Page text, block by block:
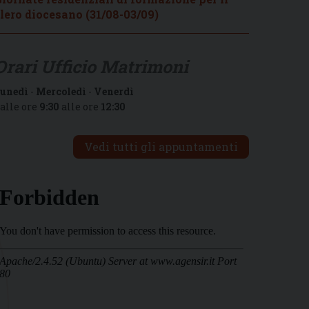
diocesano (31/08-03/09)
- Mercoledì - Venerdì
ore 9:30 alle ore 12:30
Vedi tutti gli appuntamenti